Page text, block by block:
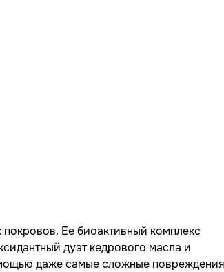
Ее биоактивный комплекс
дуэт кедрового масла и
даже самые сложные повреждения